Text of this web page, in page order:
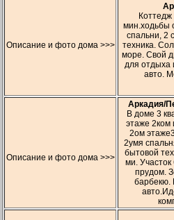
Описание и фото дома >>>
Коттедж
мин.ходьбы
спальни, 2
техника.
море. Свой
для отдыха
авто.
Описание и фото дома >>>
Аркадия/
В доме 3
этаже 2ком
2ом
2умя
бытовой
ми. Участок
прудом.
барбекю.